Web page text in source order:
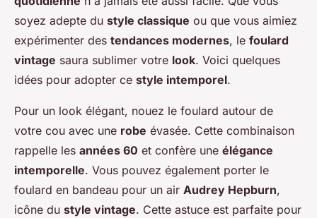
soyez adepte du style classique ou que vous aimiez
expérimenter des tendances modernes, le foulard
vintage saura sublimer votre look. Voici quelques
idées pour adopter ce style intemporel.
Pour un look élégant, nouez le foulard autour de
votre cou avec une robe évasée. Cette combinaison
rappelle les années 60 et confère une élégance
intemporelle. Vous pouvez également porter le
foulard en bandeau pour un air Audrey Hepburn,
icône du style vintage. Cette astuce est parfaite pour